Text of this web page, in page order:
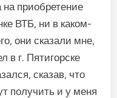
на приобретение
ВТБ, ни в каком-
они сказали мне,
в г. Пятигорске
сказав, что
получить и у меня